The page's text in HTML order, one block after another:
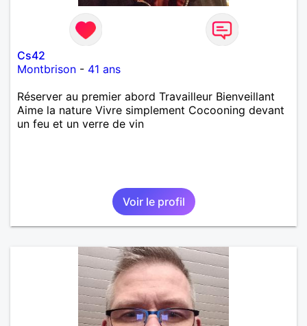
Cs42
Montbrison - 41 ans
Réserver au premier abord Travailleur Bienveillant
Aime la nature Vivre simplement Cocooning devant
un feu et un verre de vin
Voir le profil